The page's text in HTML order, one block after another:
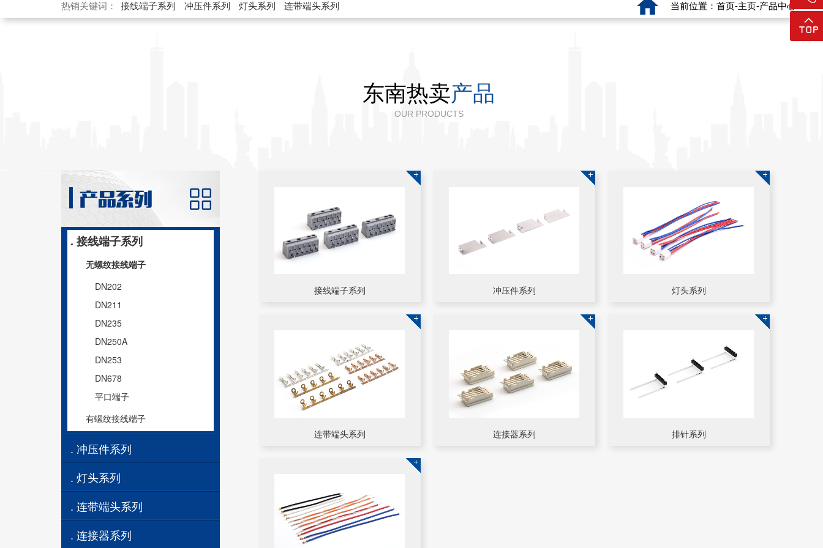
热销关键词： 接线端子系列 冲压件系列 灯头系列 连带端头系列 当前位置：首页-主页-产品中心
东南热卖产品
OUR PRODUCTS
. 接线端子系列
无螺纹接线端子
DN202
DN211
DN235
DN250A
DN253
DN678
平口端子
有螺纹接线端子
. 冲压件系列
. 灯头系列
. 连带端头系列
. 连接器系列
接线端子系列 冲压件系列 灯头系列
连带端头系列 连接器系列 排针系列